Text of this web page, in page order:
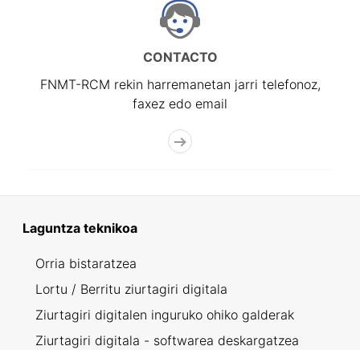
CONTACTO
FNMT-RCM rekin harremanetan jarri telefonoz,
faxez edo email
Laguntza teknikoa
Orria bistaratzea
Lortu / Berritu ziurtagiri digitala
Ziurtagiri digitalen inguruko ohiko galderak
Ziurtagiri digitala - softwarea deskargatzea